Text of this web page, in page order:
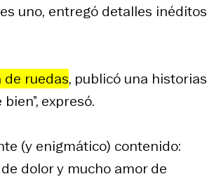
uno, entregó detalles inéditos
de ruedas, publicó una historias
expresó.
(y enigmático) contenido:
dolor y mucho amor de